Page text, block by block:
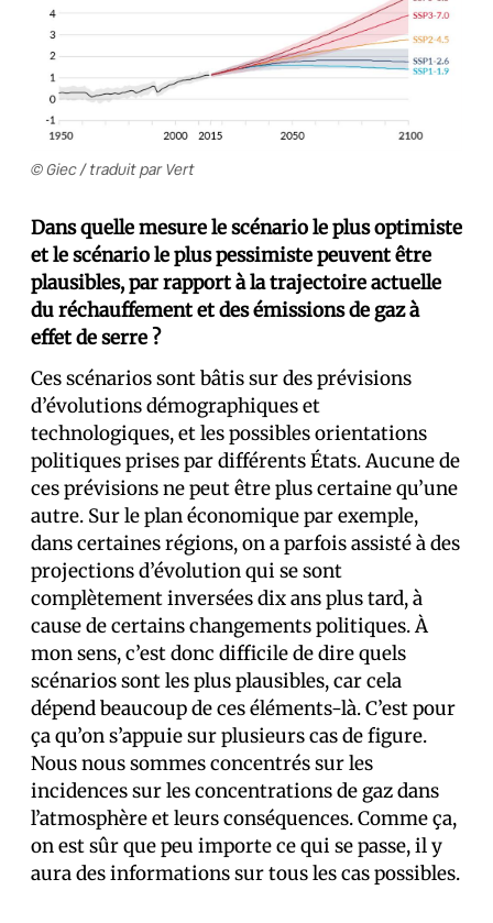
© Giec / traduit par Vert
Dans quelle mesure le scénario le plus optimiste
et le scénario le plus pessimiste peuvent être
plausibles, par rapport à la trajectoire actuelle
du réchauffement et des émissions de gaz à
effet de serre ?
Ces scénarios sont bâtis sur des prévisions
d’évolutions démographiques et
technologiques, et les possibles orientations
politiques prises par différents États. Aucune de
ces prévisions ne peut être plus certaine qu’une
autre. Sur le plan économique par exemple,
dans certaines régions, on a parfois assisté à des
projections d’évolution qui se sont
complètement inversées dix ans plus tard, à
cause de certains changements politiques. À
mon sens, c’est donc difficile de dire quels
scénarios sont les plus plausibles, car cela
dépend beaucoup de ces éléments-là. C’est pour
ça qu’on s’appuie sur plusieurs cas de figure.
Nous nous sommes concentrés sur les
incidences sur les concentrations de gaz dans
l’atmosphère et leurs conséquences. Comme ça,
on est sûr que peu importe ce qui se passe, il y
aura des informations sur tous les cas possibles.